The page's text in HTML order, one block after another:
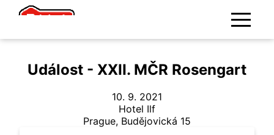
Událost - XXII. MČR Rosengart
10. 9. 2021
Hotel Ilf
Prague, Budějovická 15